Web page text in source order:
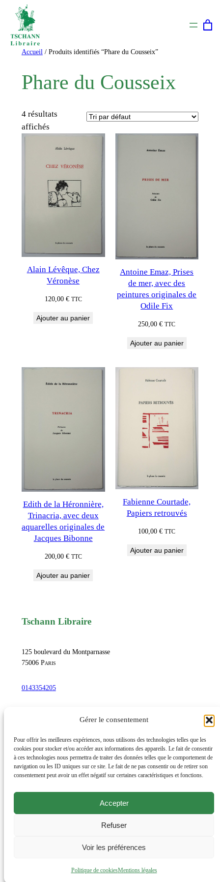
Gérer le consentement
Pour offrir les meilleures expériences, nous utilisons des technologies telles que les
cookies pour stocker et/ou accéder aux informations des appareils. Le fait de consentir
à ces technologies nous permettra de traiter des données telles que le comportement de
navigation ou les ID uniques sur ce site. Le fait de ne pas consentir ou de retirer son
consentement peut avoir un effet négatif sur certaines caractéristiques et fonctions.
Accepter
Refuser
Voir les préférences
Politique de cookiesMentions légales
Aller
contenu
Accueil / Produits identifiés “Phare du Cousseix”
Phare du Cousseix
4 résultats
affichés
Alain Lévêque, Chez
Véronèse
120,00 € TTC
Ajouter au panier
Antoine Emaz, Prises
de mer, avec des
peintures originales de
Odile Fix
250,00€ TTC
Ajouter au panier
Edith de la Héronnière,
Trinacria, avec deux
aquarelles originales de
Jacques Bibonne
200,00 € TTC
Ajouter au panier
Fabienne Courtade,
Papiers retrouvés
100,00€ TTC
Ajouter au panier
Tschann Libraire
125 boulevard du Montparnasse
75006 Paris
0143354205
Instagram
Lundi au samedi : 10h-20h30
Éditions et productions
Offrir un cadeau